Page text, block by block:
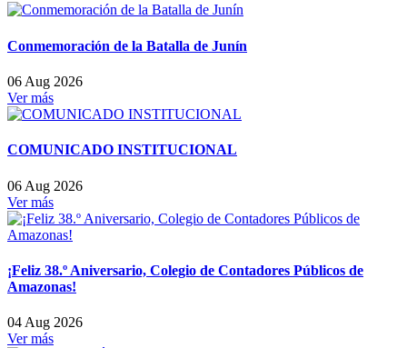
Conmemoración de la Batalla de Junín
06 Aug 2026
Ver más
COMUNICADO INSTITUCIONAL
06 Aug 2026
Ver más
¡Feliz 38.º Aniversario, Colegio de Contadores Públicos de
Amazonas!
04 Aug 2026
Ver más